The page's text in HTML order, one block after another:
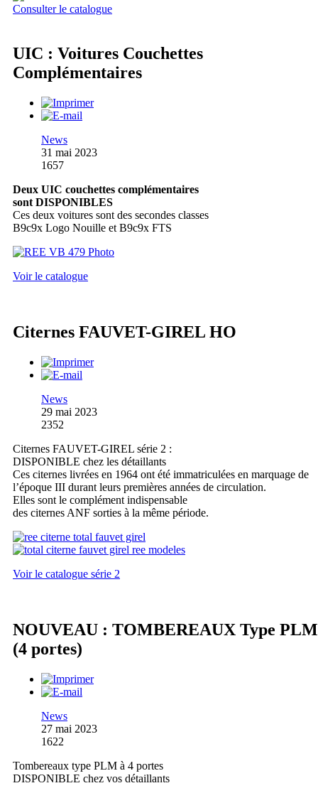
Consulter le catalogue
UIC : Voitures Couchettes
Complémentaires
News
31 mai 2023
1657
Deux UIC couchettes complémentaires
sont DISPONIBLES
Ces deux voitures sont des secondes classes
B9c9x Logo Nouille et B9c9x FTS
Voir le catalogue
Citernes FAUVET-GIREL HO
News
29 mai 2023
2352
Citernes FAUVET-GIREL série 2 :
DISPONIBLE chez les détaillants
Ces citernes livrées en 1964 ont été immatriculées en marquage de
l’époque III durant leurs premières années de circulation.
Elles sont le complément indispensable
des citernes ANF sorties à la même période.
Voir le catalogue série 2
NOUVEAU : TOMBEREAUX Type PLM
(4 portes)
News
27 mai 2023
1622
Tombereaux type PLM à 4 portes
DISPONIBLE chez vos détaillants